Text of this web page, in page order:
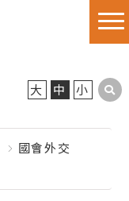
大 中 小
國會外交